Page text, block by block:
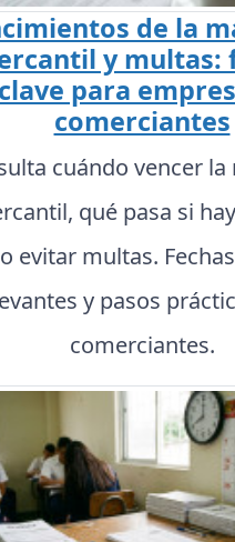
de la
y multas:
clave para
comerciantes
cuándo vencer
qué pasa si
evitar multas.
y pasos
comerciantes.